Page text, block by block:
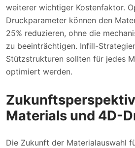
weiterer wichtiger Kostenfaktor.
Druckparameter können den
25% reduzieren, ohne die
zu beeinträchtigen. Infill-
Stützstrukturen sollten für jedes
optimiert werden.
Materials und 4D-
Die Zukunft der Materialauswahl